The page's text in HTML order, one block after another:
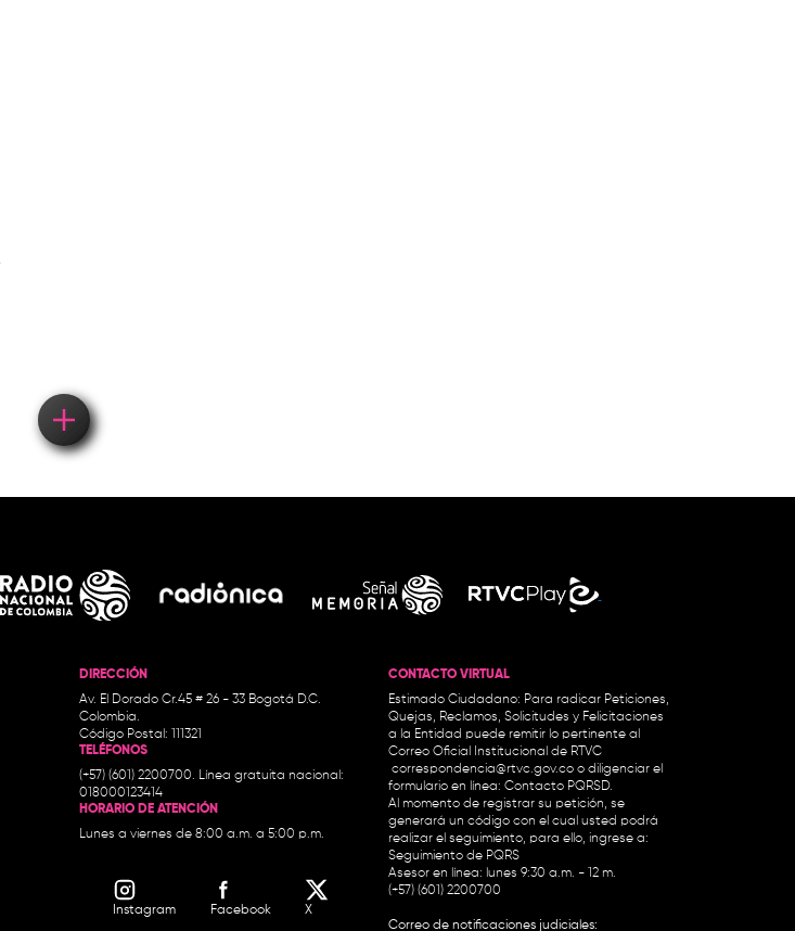
DIRECCIÓN
Av. El Dorado Cr.45 # 26 - 33 Bogotá D.C.
Colombia.
Código Postal: 111321
TELÉFONOS
(+57) (601) 2200700. Línea gratuita nacional:
018000123414
HORARIO DE ATENCIÓN
Lunes a viernes de 8:00 a.m. a 5:00 p.m.
Instagram Facebook X
CONTACTO VIRTUAL
Estimado Ciudadano: Para radicar Peticiones,
Quejas, Reclamos, Solicitudes y Felicitaciones
a la Entidad puede remitir lo pertinente al
Correo Oficial Institucional de RTVC
correspondencia@rtvc.gov.co o diligenciar el
formulario en línea: Contacto PQRSD.
Al momento de registrar su petición, se
generará un código con el cual usted podrá
realizar el seguimiento, para ello, ingrese a:
Seguimiento de PQRS
Asesor en línea: lunes 9:30 a.m. - 12 m.
(+57) (601) 2200700
Correo de notificaciones judiciales: